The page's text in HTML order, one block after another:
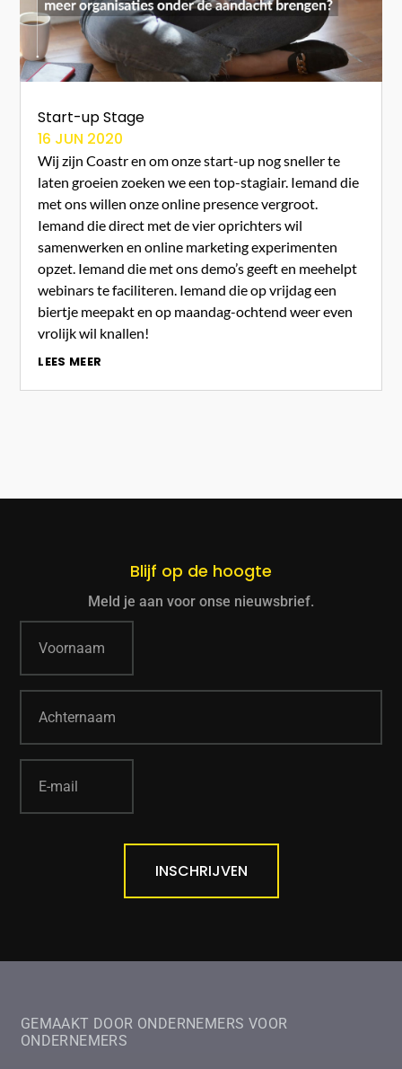
Start-up Stage
16 JUN 2020
Wij zijn Coastr en om onze start-up nog sneller te
laten groeien zoeken we een top-stagiair. Iemand die
met ons willen onze online presence vergroot.
Iemand die direct met de vier oprichters wil
samenwerken en online marketing experimenten
opzet. Iemand die met ons demo’s geeft en meehelpt
webinars te faciliteren. Iemand die op vrijdag een
biertje meepakt en op maandag-ochtend weer even
vrolijk wil knallen!
LEES MEER
Blijf op de hoogte
Meld je aan voor onse nieuwsbrief.
INSCHRIJVEN
GEMAAKT DOOR ONDERNEMERS VOOR
ONDERNEMERS